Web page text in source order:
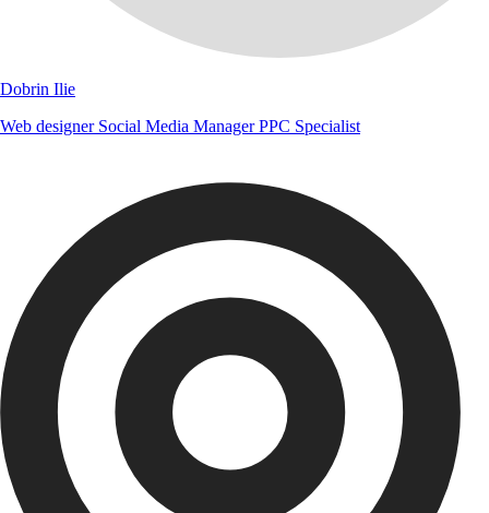
Dobrin Ilie
Web designer Social Media ManagerPPC Specialist